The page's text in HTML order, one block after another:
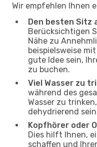
Wir empfehlen Ihnen
Den besten Sitz
Berücksichtigen
Nähe zu
beispielsweise
gute Idee sein,
zu buchen.
Viel Wasser zu
während des
Wasser zu
dehydrierend
Kopfhörer oder
Dies hilft Ihnen,
schaffen und